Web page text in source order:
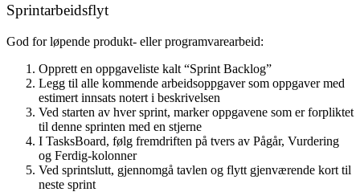
Sprintarbeidsflyt
God for løpende produkt- eller programvarearbeid:
Opprett en oppgaveliste kalt “Sprint Backlog”
Legg til alle kommende arbeidsoppgaver som oppgaver med
estimert innsats notert i beskrivelsen
Ved starten av hver sprint, marker oppgavene som er forpliktet
til denne sprinten med en stjerne
I TasksBoard, følg fremdriften på tvers av Pågår, Vurdering
og Ferdig-kolonner
Ved sprintslutt, gjennomgå tavlen og flytt gjenværende kort til
neste sprint